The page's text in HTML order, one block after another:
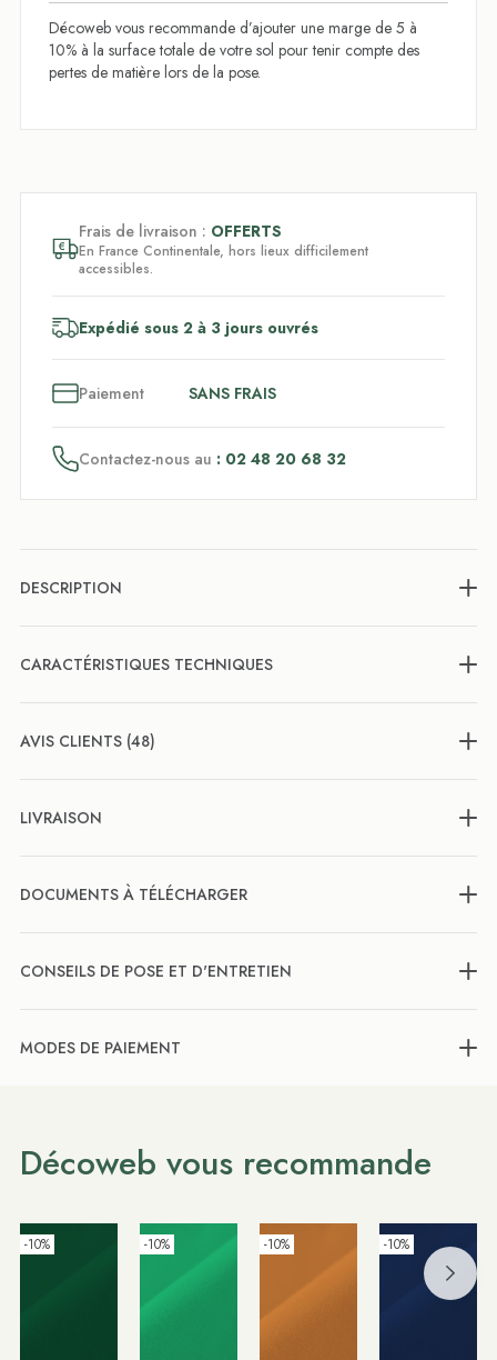
Décoweb vous recommande d’ajouter une marge de 5 à
10% à la surface totale de votre sol pour tenir compte des
pertes de matière lors de la pose.
Frais de livraison : OFFERTS
En France Continentale, hors lieux difficilement
accessibles.
Expédié sous 2 à 3 jours ouvrés
Paiement SANS FRAIS
Contactez-nous au : 02 48 20 68 32
DESCRIPTION
CARACTÉRISTIQUES TECHNIQUES
AVIS CLIENTS (48)
LIVRAISON
DOCUMENTS À TÉLÉCHARGER
CONSEILS DE POSE ET D'ENTRETIEN
MODES DE PAIEMENT
Décoweb vous recommande
-10% -10% -10% -10%